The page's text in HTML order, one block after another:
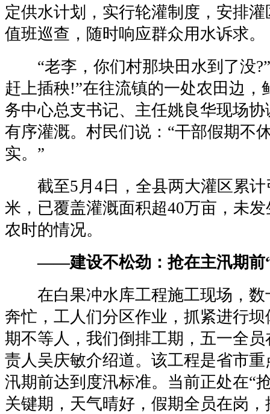
定供水计划，实行轮灌制度，安排
值班巡查，随时响应群众用水诉求。
“老李，你们村那块田水到了没
赶上插秧!”在往流镇的一处农田边，
务中心总支书记、主任姚良华现场
有序灌溉。村民们说：“干部假期不
实。”
截至5月4日，全县两大灌区累计
米，已覆盖灌溉面积超40万亩，未
农时的情况。
——建设不松劲：抢在主汛期前
在白果冲水库工程施工现场，数
奔忙，工人们分区作业，抓紧进行
期不等人，我们倒排工期，五一全
责人吴庆敏介绍道。该工程是省市
汛期前达到度汛标准。当前正处在“
关键期，天气晴好，假期全员在岗